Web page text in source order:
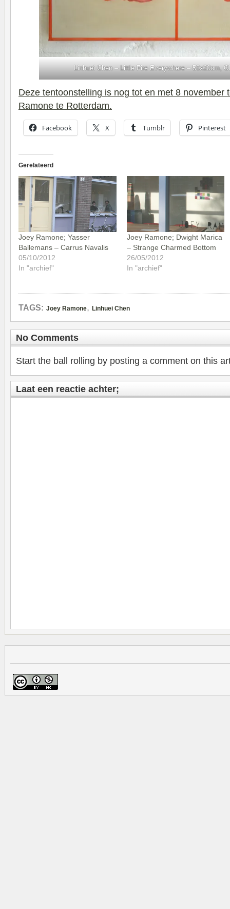
Linhuei Chen – Little Fire Everywhere – 50x20cm,
Deze tentoonstelling is nog tot en met 8 november
Ramone te Rotterdam.
Facebook X Tumblr Pinterest
Gerelateerd
Joey Ramone; Yasser
Ballemans – Carrus Navalis
05/10/2012
In "archief"
Joey Ramone; Dwight Marica
– Strange Charmed Bottom
26/05/2012
In "archief"
TAGS: Joey Ramone, Linhuei Chen
No Comments
Start the ball rolling by posting a comment on this
Laat een reactie achter;